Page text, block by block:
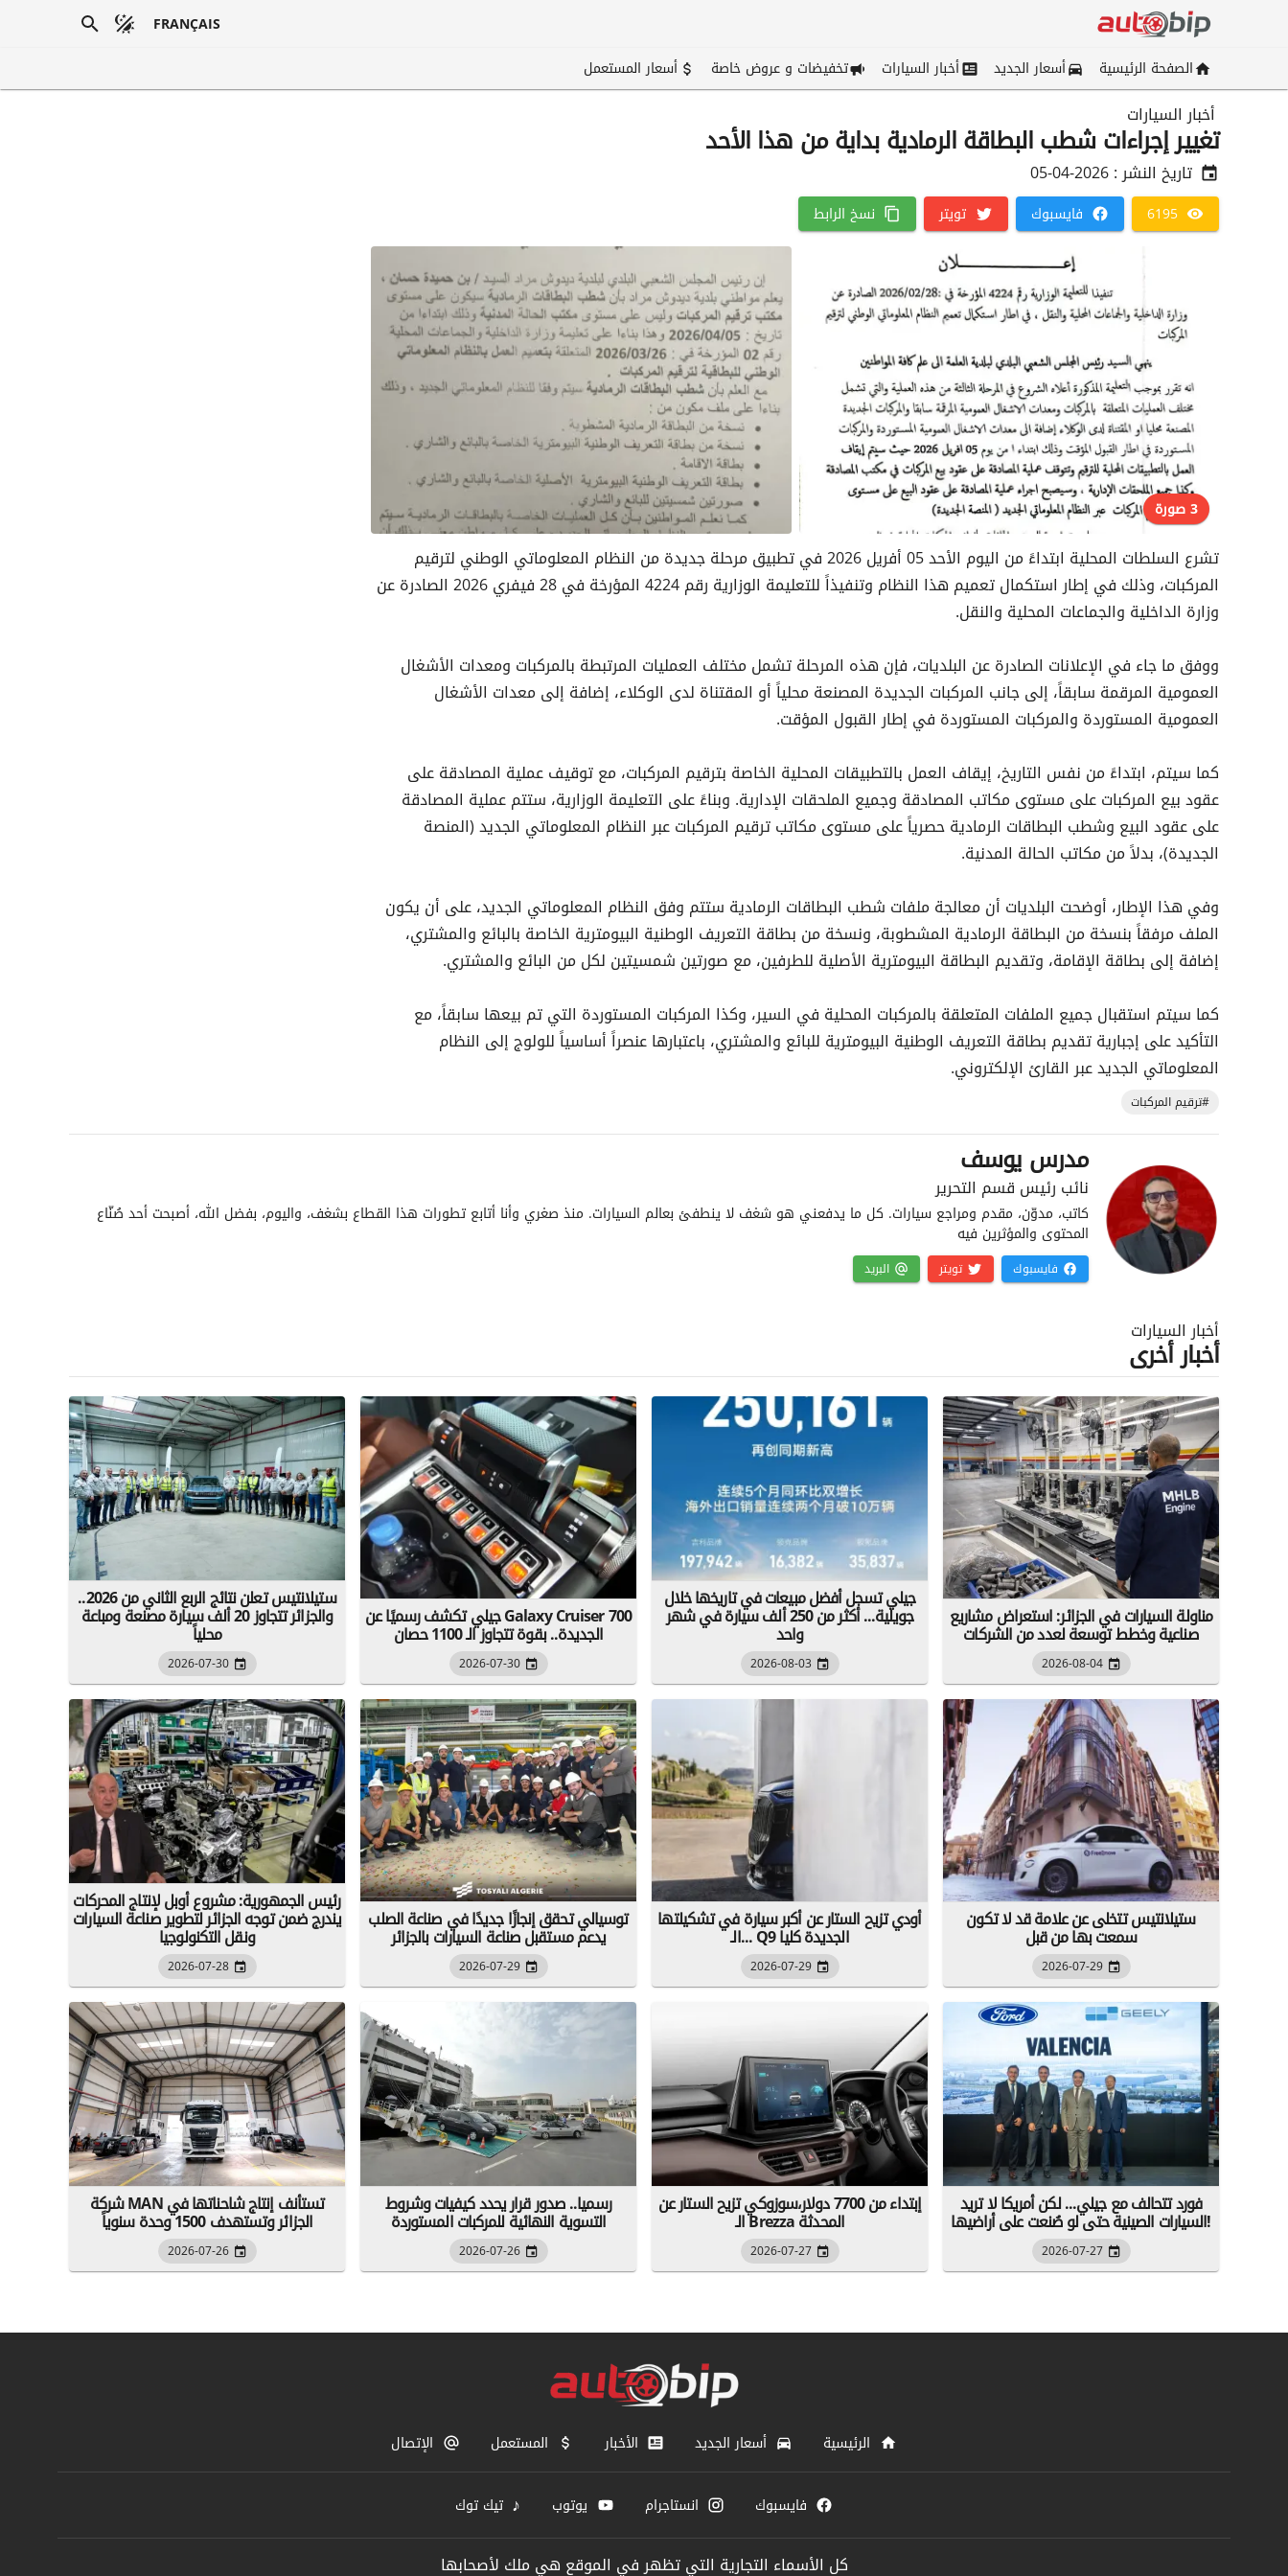
FRANÇAIS
الصفحة الرئيسية
أسعار الجديد أخبار السيارات تخفيضات و عروض خاصة أسعار المستعمل
أخبار السيارات
تغيير إجراءات شطب البطاقة الرمادية بداية من هذا الأحد
تاريخ النشر :2026-04-05
6195 فايسبوك تويتر نسخ الرابط
3 صورة
تشرع السلطات المحلية ابتداءً من اليوم الأحد 05 أفريل 2026 في تطبيق مرحلة جديدة من النظام المعلوماتي الوطني لترقيم
المركبات، وذلك في إطار استكمال تعميم هذا النظام وتنفيذاً للتعليمة الوزارية رقم 4224 المؤرخة في 28 فيفري 2026 الصادرة عن
وزارة الداخلية والجماعات المحلية والنقل.
ووفق ما جاء في الإعلانات الصادرة عن البلديات، فإن هذه المرحلة تشمل مختلف العمليات المرتبطة بالمركبات ومعدات الأشغال
العمومية المرقمة سابقاً، إلى جانب المركبات الجديدة المصنعة محلياً أو المقتناة لدى الوكلاء، إضافة إلى معدات الأشغال
العمومية المستوردة والمركبات المستوردة في إطار القبول المؤقت.
كما سيتم، ابتداءً من نفس التاريخ، إيقاف العمل بالتطبيقات المحلية الخاصة بترقيم المركبات، مع توقيف عملية المصادقة على
عقود بيع المركبات على مستوى مكاتب المصادقة وجميع الملحقات الإدارية. وبناءً على التعليمة الوزارية، ستتم عملية المصادقة
على عقود البيع وشطب البطاقات الرمادية حصرياً على مستوى مكاتب ترقيم المركبات عبر النظام المعلوماتي الجديد (المنصة
الجديدة)، بدلاً من مكاتب الحالة المدنية.
وفي هذا الإطار، أوضحت البلديات أن معالجة ملفات شطب البطاقات الرمادية ستتم وفق النظام المعلوماتي الجديد، على أن يكون
الملف مرفقاً بنسخة من البطاقة الرمادية المشطوبة، ونسخة من بطاقة التعريف الوطنية البيومترية الخاصة بالبائع والمشتري،
إضافة إلى بطاقة الإقامة، وتقديم البطاقة البيومترية الأصلية للطرفين، مع صورتين شمسيتين لكل من البائع والمشتري.
كما سيتم استقبال جميع الملفات المتعلقة بالمركبات المحلية في السير، وكذا المركبات المستوردة التي تم بيعها سابقاً، مع
التأكيد على إجبارية تقديم بطاقة التعريف الوطنية البيومترية للبائع والمشتري، باعتبارها عنصراً أساسياً للولوج إلى النظام
المعلوماتي الجديد عبر القارئ الإلكتروني.
#ترقيم المركبات
مدرس يوسف
نائب رئيس قسم التحرير
كاتب، مدوّن، مقدم ومراجع سيارات. كل ما يدفعني هو شغف لا ينطفئ بعالم السيارات. منذ صغري وأنا أتابع تطورات هذا القطاع بشغف، واليوم، بفضل الله، أصبحت أحد صُنّاع
المحتوى والمؤثرين فيه
فايسبوك تويتر البريد
أخبار السيارات
أخبار أخرى
مناولة السيارات في الجزائر: استعراض مشاريع
صناعية وخطط توسعة لعدد من الشركات
2026-08-04
جيلي تسجل أفضل مبيعات في تاريخها خلال
جويلية... أكثر من 250 ألف سيارة في شهر
واحد
2026-08-03
جيلي تكشف رسميًا عن Galaxy Cruiser 700
الجديدة.. بقوة تتجاوز الـ 1100 حصان
2026-07-30
ستيلانتيس تعلن نتائج الربع الثاني من 2026..
والجزائر تتجاوز 20 ألف سيارة مصنعة ومباعة
محلياً
2026-07-30
ستيلانتيس تتخلى عن علامة قد لا تكون
سمعت بها من قبل
2026-07-29
أودي تزيح الستار عن أكبر سيارة في تشكيلتها
...الـ Q9 الجديدة كليا
2026-07-29
توسيالي تحقق إنجازًا جديدًا في صناعة الصلب
يدعم مستقبل صناعة السيارات بالجزائر
2026-07-29
رئيس الجمهورية: مشروع أوبل لإنتاج المحركات
يندرج ضمن توجه الجزائر لتطوير صناعة السيارات
ونقل التكنولوجيا
2026-07-28
فورد تتحالف مع جيلي... لكن أمريكا لا تريد
السيارات الصينية حتى لو صُنعت على أراضيها!
2026-07-27
إبتداء من 7700 دولار،سوزوكي تزيح الستار عن
الـ Brezza المحدثة
2026-07-27
رسميا.. صدور قرار يحدد كيفيات وشروط
التسوية النهائية للمركبات المستوردة
2026-07-26
شركة MAN تستأنف إنتاج شاحناتها في
الجزائر وتستهدف 1500 وحدة سنوياً
2026-07-26
الرئيسية أسعار الجديد الأخبار المستعمل الإتصال
فايسبوك انستاجرام يوتوب ♪ تيك توك
كل الأسماء التجارية التي تظهر في الموقع هي ملك لأصحابها